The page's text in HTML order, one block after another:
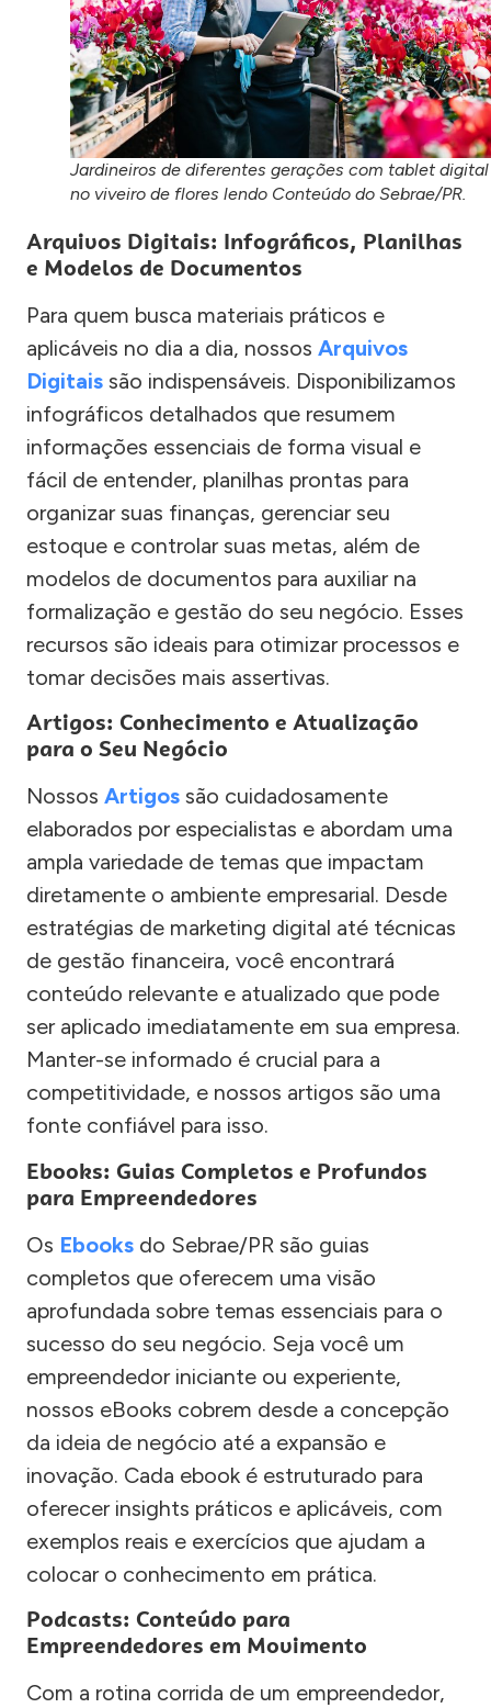
Jardineiros de diferentes gerações com tablet digital
no viveiro de flores lendo Conteúdo do Sebrae/PR.
Arquivos Digitais: Infográficos, Planilhas
e Modelos de Documentos
Para quem busca materiais práticos e
aplicáveis no dia a dia, nossos Arquivos
Digitais são indispensáveis. Disponibilizamos
infográficos detalhados que resumem
informações essenciais de forma visual e
fácil de entender, planilhas prontas para
organizar suas finanças, gerenciar seu
estoque e controlar suas metas, além de
modelos de documentos para auxiliar na
formalização e gestão do seu negócio. Esses
recursos são ideais para otimizar processos e
tomar decisões mais assertivas.
Artigos: Conhecimento e Atualização
para o Seu Negócio
Nossos Artigos são cuidadosamente
elaborados por especialistas e abordam uma
ampla variedade de temas que impactam
diretamente o ambiente empresarial. Desde
estratégias de marketing digital até técnicas
de gestão financeira, você encontrará
conteúdo relevante e atualizado que pode
ser aplicado imediatamente em sua empresa.
Manter-se informado é crucial para a
competitividade, e nossos artigos são uma
fonte confiável para isso.
Ebooks: Guias Completos e Profundos
para Empreendedores
Os Ebooks do Sebrae/PR são guias
completos que oferecem uma visão
aprofundada sobre temas essenciais para o
sucesso do seu negócio. Seja você um
empreendedor iniciante ou experiente,
nossos eBooks cobrem desde a concepção
da ideia de negócio até a expansão e
inovação. Cada ebook é estruturado para
oferecer insights práticos e aplicáveis, com
exemplos reais e exercícios que ajudam a
colocar o conhecimento em prática.
Podcasts: Conteúdo para
Empreendedores em Movimento
Com a rotina corrida de um empreendedor,